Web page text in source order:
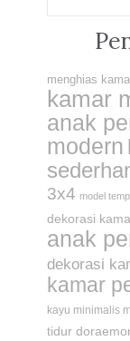
menghias
kamar
anak
modern
3x4 model
dekorasi
anak
dekorasi
kamar
kayu minimalis
tidur